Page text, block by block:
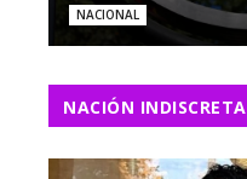
NACIONAL
NACIÓN INDISCRETA